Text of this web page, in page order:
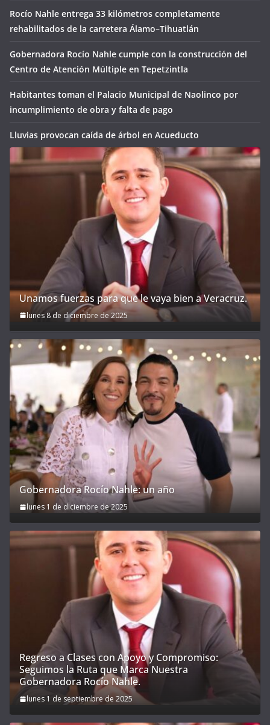
Rocío Nahle entrega 33 kilómetros completamente
rehabilitados de la carretera Álamo–Tihuatlán
Gobernadora Rocío Nahle cumple con la construcción del
Centro de Atención Múltiple en Tepetzintla
Habitantes toman el Palacio Municipal de Naolinco por
incumplimiento de obra y falta de pago
Lluvias provocan caída de árbol en Acueducto
Unamos fuerzas para que le vaya bien a Veracruz.
lunes 8 de diciembre de 2025
Gobernadora Rocío Nahle: un año
lunes 1 de diciembre de 2025
Regreso a Clases con Apoyo y Compromiso:
Seguimos la Ruta que Marca Nuestra
Gobernadora Rocío Nahle.
lunes 1 de septiembre de 2025